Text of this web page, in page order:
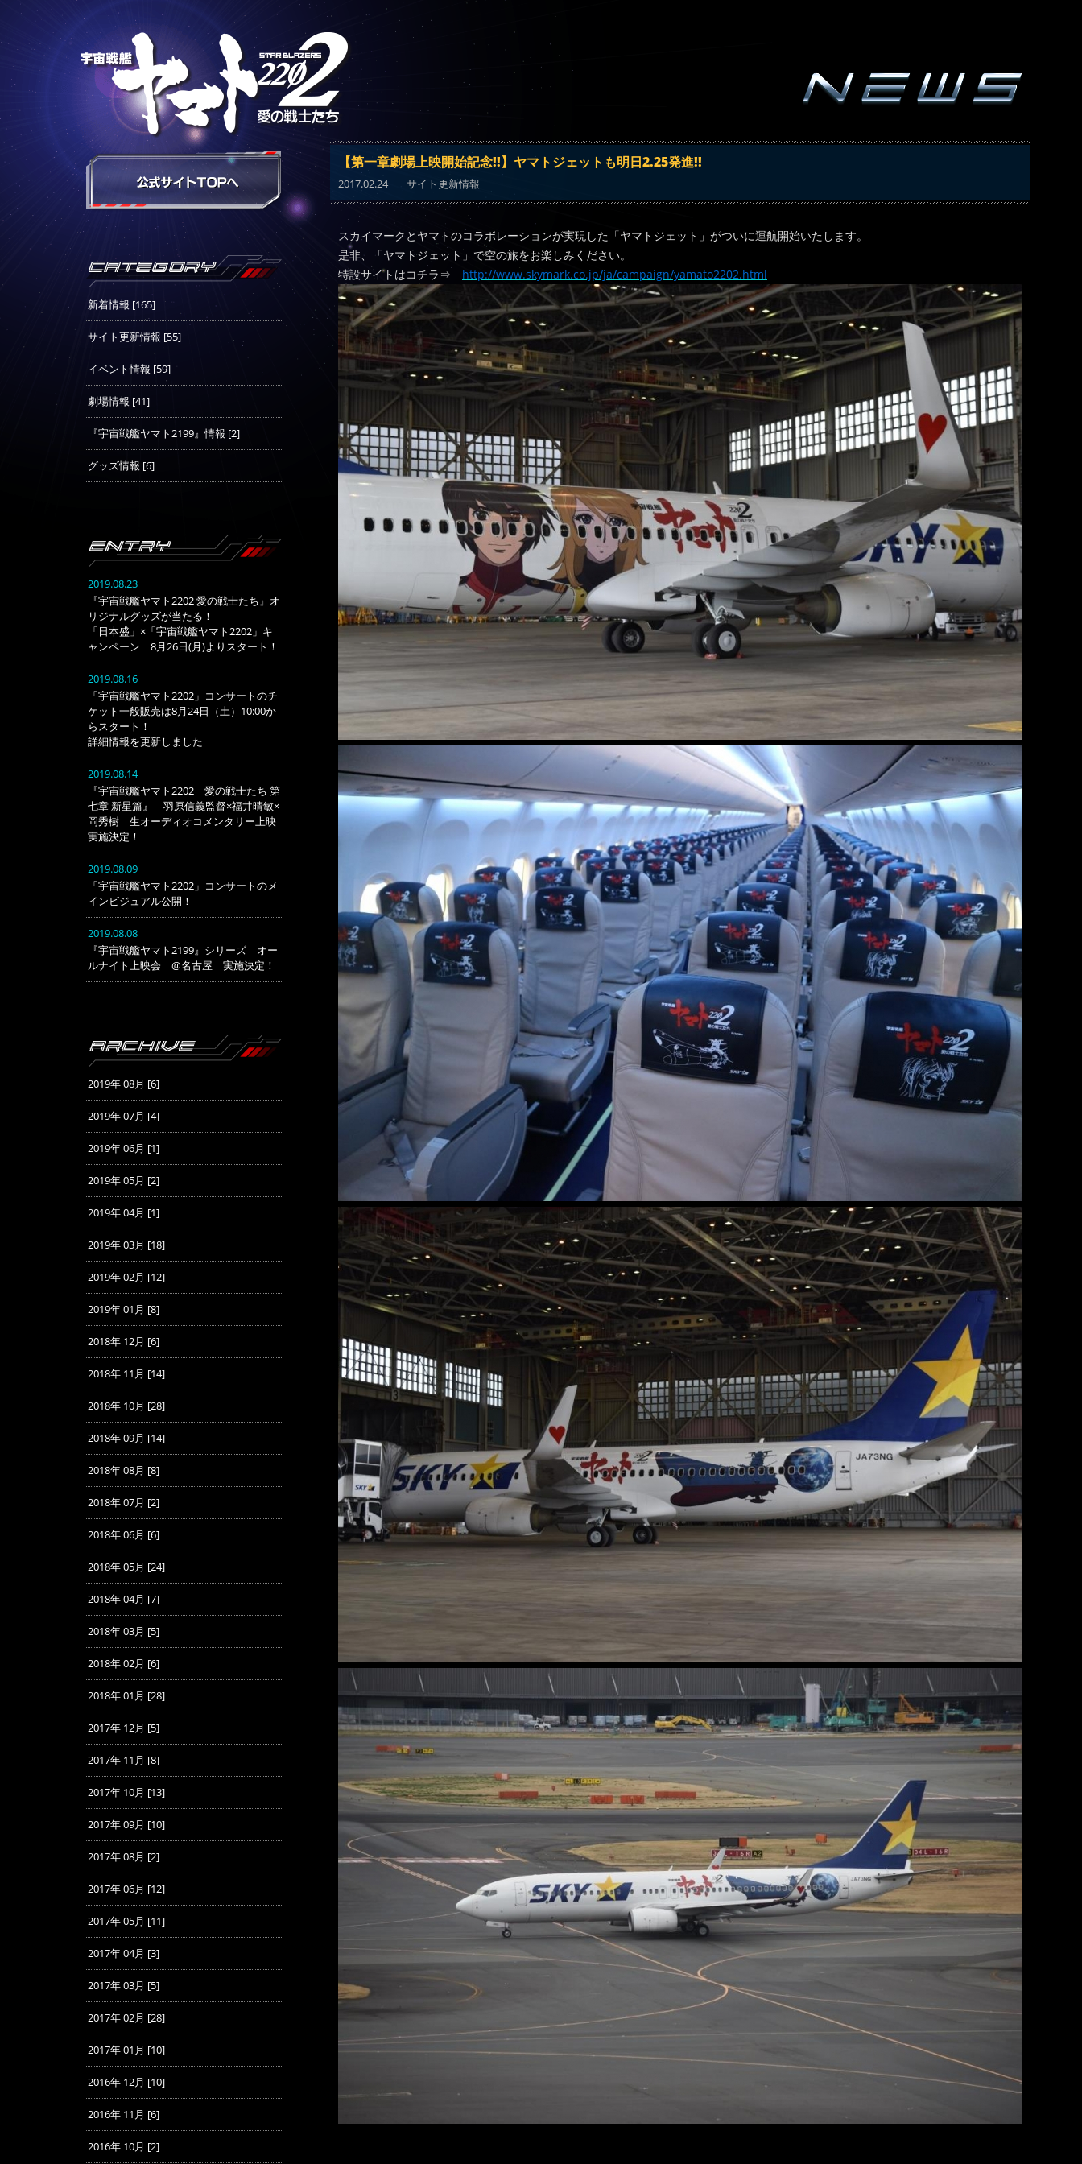
【第一章劇場上映開始記念!!】ヤマトジェットも明日2.25発進!!
2017.02.24 サイト更新情報
スカイマークとヤマトのコラボレーションが実現した「ヤマトジェット」がついに運航開始いたします。
是非、「ヤマトジェット」で空の旅をお楽しみください。
特設サイトはコチラ⇒ http://www.skymark.co.jp/ja/campaign/yamato2202.html
新着情報 [165]
サイト更新情報 [55]
イベント情報 [59]
劇場情報 [41]
『宇宙戦艦ヤマト2199』情報 [2]
グッズ情報 [6]
2019.08.23
『宇宙戦艦ヤマト2202 愛の戦士たち』オ
リジナルグッズが当たる！
「日本盛」×「宇宙戦艦ヤマト2202」キ
ャンペーン 8月26日(月)よりスタート！
2019.08.16
「宇宙戦艦ヤマト2202」コンサートのチ
ケット一般販売は8月24日（土）10:00か
らスタート！
詳細情報を更新しました
2019.08.14
『宇宙戦艦ヤマト2202 愛の戦士たち 第
七章 新星篇』 羽原信義監督×福井晴敏×
岡秀樹 生オーディオコメンタリー上映
実施決定！
2019.08.09
「宇宙戦艦ヤマト2202」コンサートのメ
インビジュアル公開！
2019.08.08
『宇宙戦艦ヤマト2199』シリーズ オー
ルナイト上映会 @名古屋 実施決定！
2019年 08月 [6]
2019年 07月 [4]
2019年 06月 [1]
2019年 05月 [2]
2019年 04月 [1]
2019年 03月 [18]
2019年 02月 [12]
2019年 01月 [8]
2018年 12月 [6]
2018年 11月 [14]
2018年 10月 [28]
2018年 09月 [14]
2018年 08月 [8]
2018年 07月 [2]
2018年 06月 [6]
2018年 05月 [24]
2018年 04月 [7]
2018年 03月 [5]
2018年 02月 [6]
2018年 01月 [28]
2017年 12月 [5]
2017年 11月 [8]
2017年 10月 [13]
2017年 09月 [10]
2017年 08月 [2]
2017年 06月 [12]
2017年 05月 [11]
2017年 04月 [3]
2017年 03月 [5]
2017年 02月 [28]
2017年 01月 [10]
2016年 12月 [10]
2016年 11月 [6]
2016年 10月 [2]